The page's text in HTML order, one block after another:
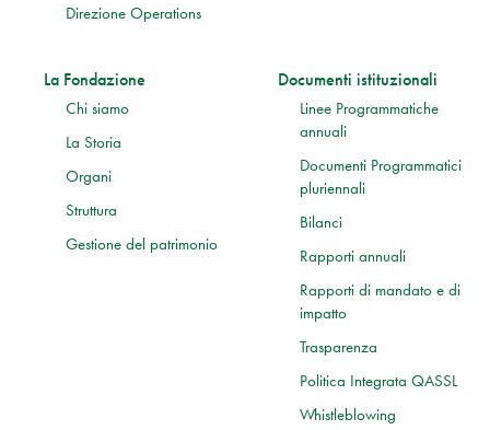
Direzione Operations
La Fondazione
Chi siamo
La Storia
Organi
Struttura
Gestione del patrimonio
Documenti istituzionali
Linee Programmatiche
annuali
Documenti Programmatici
pluriennali
Bilanci
Rapporti annuali
Rapporti di mandato e di
impatto
Trasparenza
Politica Integrata QASSL
Whistleblowing